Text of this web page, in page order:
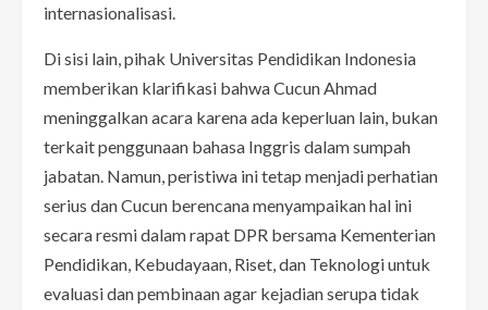
internasionalisasi.
Di sisi lain, pihak Universitas Pendidikan Indonesia
memberikan klarifikasi bahwa Cucun Ahmad
meninggalkan acara karena ada keperluan lain, bukan
terkait penggunaan bahasa Inggris dalam sumpah
jabatan. Namun, peristiwa ini tetap menjadi perhatian
serius dan Cucun berencana menyampaikan hal ini
secara resmi dalam rapat DPR bersama Kementerian
Pendidikan, Kebudayaan, Riset, dan Teknologi untuk
evaluasi dan pembinaan agar kejadian serupa tidak